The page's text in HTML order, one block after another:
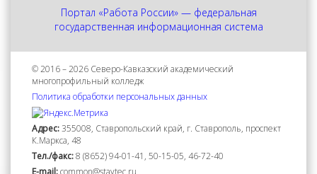
Портал «Работа России» — федеральная
государственная информационная система
© 2016 – 2026 Северо-Кавказский академический
многопрофильный колледж
Политика обработки персональных данных
Адрес:355008, Ставропольский край, г. Ставрополь, проспект
К.Маркса, 48
Тел./факс:8 (8652) 94-01-41, 50-15-05, 46-72-40
Е-mail:common@stavtec.ru